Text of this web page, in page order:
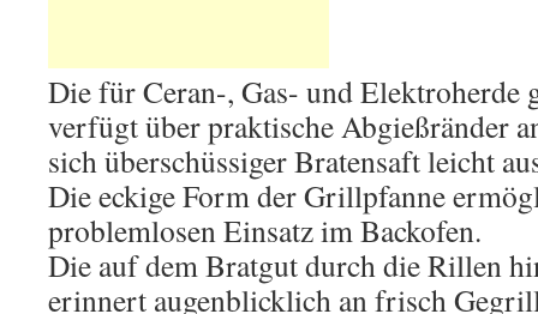
Die für Ceran-, Gas- und Elektroherde
verfügt über praktische Abgießränder
sich überschüssiger Bratensaft leicht
Die eckige Form der Grillpfanne
problemlosen Einsatz im Backofen.
Die auf dem Bratgut durch die Rillen
erinnert augenblicklich an frisch